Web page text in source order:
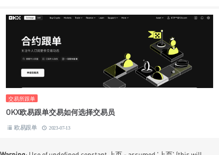
交易所跟单
OKX欧易跟单交易如何选择交易员
欧易跟单 2023-07-13